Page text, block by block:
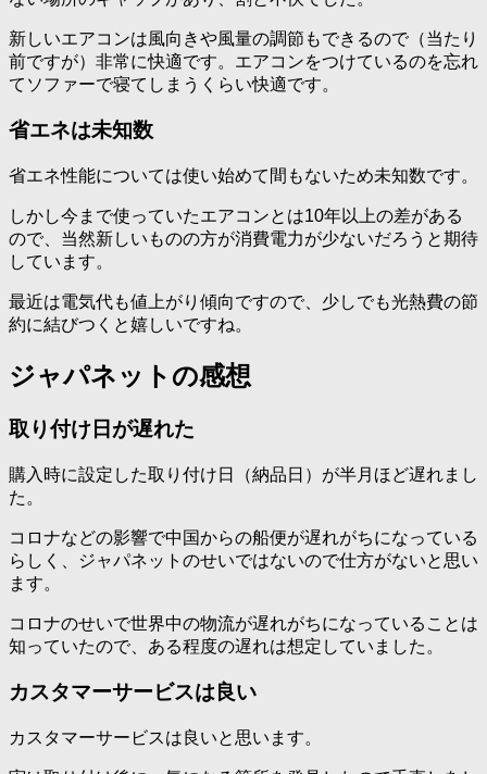
新しいエアコンは風向きや風量の調節もできるので（当たり
前ですが）非常に快適です。エアコンをつけているのを忘れ
てソファーで寝てしまうくらい快適です。
省エネは未知数
省エネ性能については使い始めて間もないため未知数です。
しかし今まで使っていたエアコンとは10年以上の差がある
ので、当然新しいものの方が消費電力が少ないだろうと期待
しています。
最近は電気代も値上がり傾向ですので、少しでも光熱費の節
約に結びつくと嬉しいですね。
ジャパネットの感想
取り付け日が遅れた
購入時に設定した取り付け日（納品日）が半月ほど遅れまし
た。
コロナなどの影響で中国からの船便が遅れがちになっている
らしく、ジャパネットのせいではないので仕方がないと思い
ます。
コロナのせいで世界中の物流が遅れがちになっていることは
知っていたので、ある程度の遅れは想定していました。
カスタマーサービスは良い
カスタマーサービスは良いと思います。